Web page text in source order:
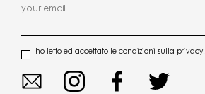
ho letto ed accettato le condizioni sulla privacy.